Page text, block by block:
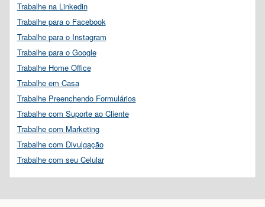
Trabalhe na Linkedin
Trabalhe para o Facebook
Trabalhe para o Instagram
Trabalhe para o Google
Trabalhe Home Office
Trabalhe em Casa
Trabalhe Preenchendo Formulários
Trabalhe com Suporte ao Cliente
Trabalhe com Marketing
Trabalhe com Divulgação
Trabalhe com seu Celular